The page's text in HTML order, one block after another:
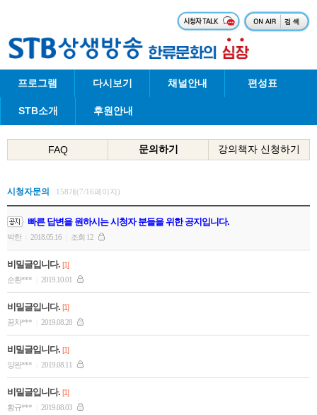
프로그램 다시보기 채널안내 편성표
STB소개 후원안내
FAQ 문의하기 강의책자 신청하기
시청자문의 158개(7/16페이지)
빠른 답변을 원하시는 시청자 분들을 위한 공지입니다.
박한 2018.05.16 조회 12
비밀글입니다. [1]
순환***
2019.10.01
비밀글입니다. [1]
꿈차***
2019.08.28
비밀글입니다. [1]
양완***
2019.08.11
비밀글입니다. [1]
황규***
2019.08.03